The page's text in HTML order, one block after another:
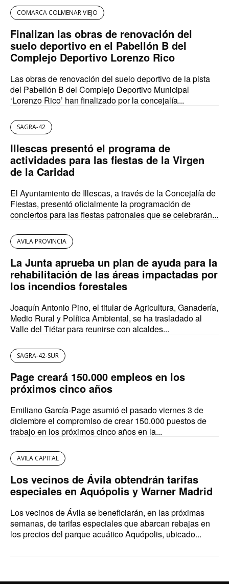
COMARCA COLMENAR VIEJO
Finalizan las obras de renovación del
suelo deportivo en el Pabellón B del
Complejo Deportivo Lorenzo Rico
Las obras de renovación del suelo deportivo de la pista
del Pabellón B del Complejo Deportivo Municipal
‘Lorenzo Rico’ han finalizado por la concejalía...
SAGRA-42
Illescas presentó el programa de
actividades para las fiestas de la Virgen
de la Caridad
El Ayuntamiento de Illescas, a través de la Concejalía de
Fiestas, presentó oficialmente la programación de
conciertos para las fiestas patronales que se celebrarán...
AVILA PROVINCIA
La Junta aprueba un plan de ayuda para la
rehabilitación de las áreas impactadas por
los incendios forestales
Joaquín Antonio Pino, el titular de Agricultura, Ganadería,
Medio Rural y Política Ambiental, se ha trasladado al
Valle del Tiétar para reunirse con alcaldes...
SAGRA-42-SUR
Page creará 150.000 empleos en los
próximos cinco años
Emiliano García-Page asumió el pasado viernes 3 de
diciembre el compromiso de crear 150.000 puestos de
trabajo en los próximos cinco años en la...
AVILA CAPITAL
Los vecinos de Ávila obtendrán tarifas
especiales en Aquópolis y Warner Madrid
Los vecinos de Ávila se beneficiarán, en las próximas
semanas, de tarifas especiales que abarcan rebajas en
los precios del parque acuático Aquópolis, ubicado...